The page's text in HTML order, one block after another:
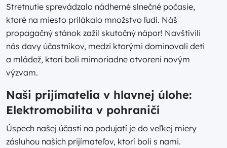
Stretnutie sprevádzalo nádherné slnečné počasie,
ktoré na miesto prilákalo množstvo ľudí. Náš
propagačný stánok zažil skutočný nápor! Navštívili
nás davy účastníkov, medzi ktorými dominovali deti
a mládež, ktorí boli mimoriadne otvorení novým
výzvam.
Naši prijímatelia v hlavnej úlohe:
Elektromobilita v pohraničí
Úspech našej účasti na podujatí je do veľkej miery
zásluhou našich prijímateľov, ktorí boli s nami.